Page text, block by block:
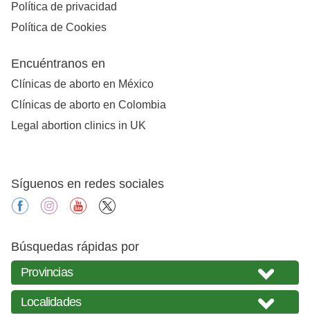
Política de privacidad
Política de Cookies
Encuéntranos en
Clínicas de aborto en México
Clínicas de aborto en Colombia
Legal abortion clinics in UK
Síguenos en redes sociales
facebookinstagramyoutube
Búsquedas rápidas por